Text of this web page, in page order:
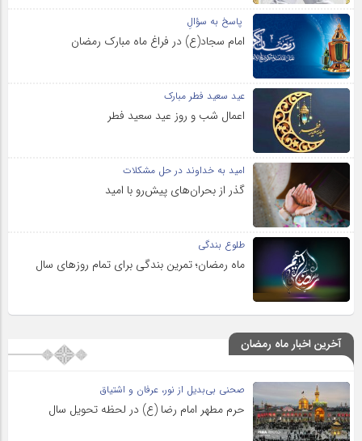
پاسخ به سؤالِ
امام سجاد(ع) در فراغ ماه مبارک رمضان
عید سعید فطر مبارک
اعمال شب و روز عید سعید فطر
امید به خداوند در حل مشکلات
گذر از بحران‌های پیش‌رو با امید
طلوع بندگی
ماه رمضان؛ تمرین بندگی برای تمام روزهای سال
آخرین اخبار ماه رمضان
صحنی بی‌بدیل از نور، عرفان و اشتیاق
حرم مطهر امام رضا (ع) در لحظه تحویل سال